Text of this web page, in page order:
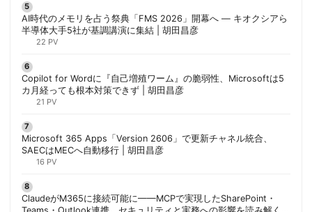
AI時代のメモリを占う祭典「FMS 2026」開幕へ ― キオクシアら
半導体大手5社が基調講演に集結 | 胡田昌彦
22 PV
Copilot for Wordに『自己増殖ワーム』の脆弱性、Microsoftは5
カ月経っても根本対策できず | 胡田昌彦
21 PV
Microsoft 365 Apps「Version 2606」で更新チャネル統合、
SAECはMECへ自動移行 | 胡田昌彦
16 PV
ClaudeがM365に接続可能に——MCPで実現したSharePoint・